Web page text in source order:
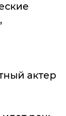
актер